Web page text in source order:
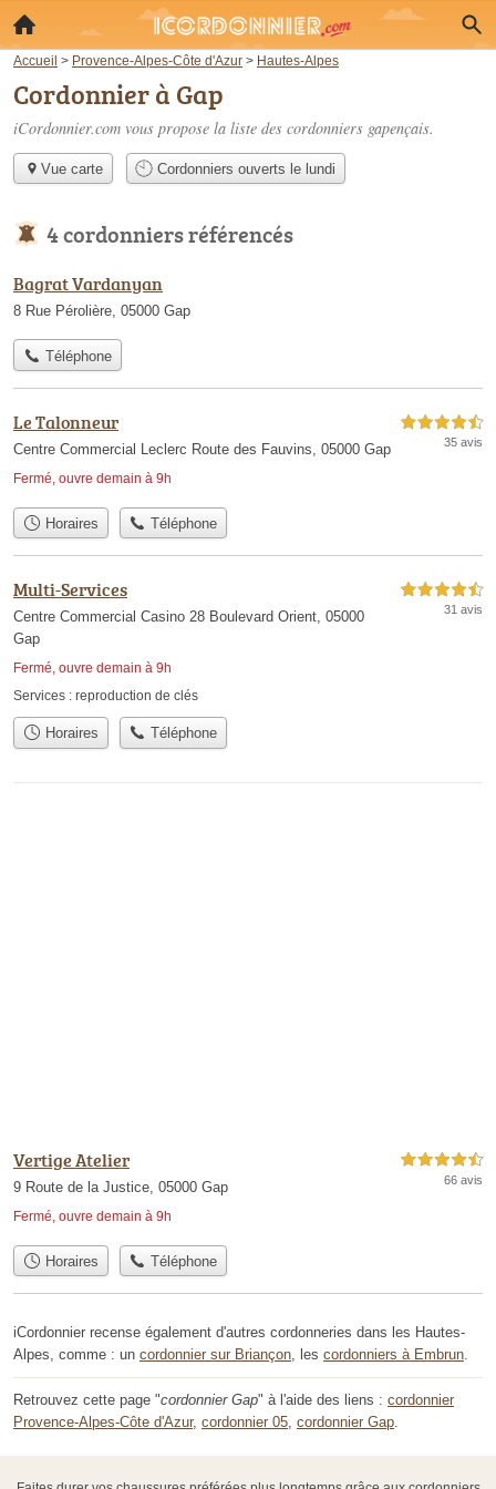
Accueil > Provence-Alpes-Côte d'Azur > Hautes-Alpes
Cordonnier à Gap
iCordonnier.com vous propose la liste des cordonniers gapençais.
Vue carte Cordonniers ouverts le lundi
4 cordonniers référencés
Bagrat Vardanyan
8 Rue Pérolière, 05000 Gap
Téléphone
Le Talonneur
Centre Commercial Leclerc Route des Fauvins, 05000 Gap
Fermé, ouvre demain à 9h
4,5 étoiles sur 5
35 avis
Horaires Téléphone
Multi-Services
Centre Commercial Casino 28 Boulevard Orient, 05000
Gap
Fermé, ouvre demain à 9h
4,5 étoiles sur 5
31 avis
Services : reproduction de clés
Horaires Téléphone
Vertige Atelier
9 Route de la Justice, 05000 Gap
Fermé, ouvre demain à 9h
4,5 étoiles sur 5
66 avis
Horaires Téléphone
iCordonnier recense également d'autres cordonneries dans les Hautes-
Alpes, comme : un cordonnier sur Briançon , les cordonniers à Embrun
Retrouvez cette page "cordonnier Gap" à l'aide des liens : cordonnier
Provence-Alpes-Côte d'Azur, cordonnier 05 cordonnier Gap